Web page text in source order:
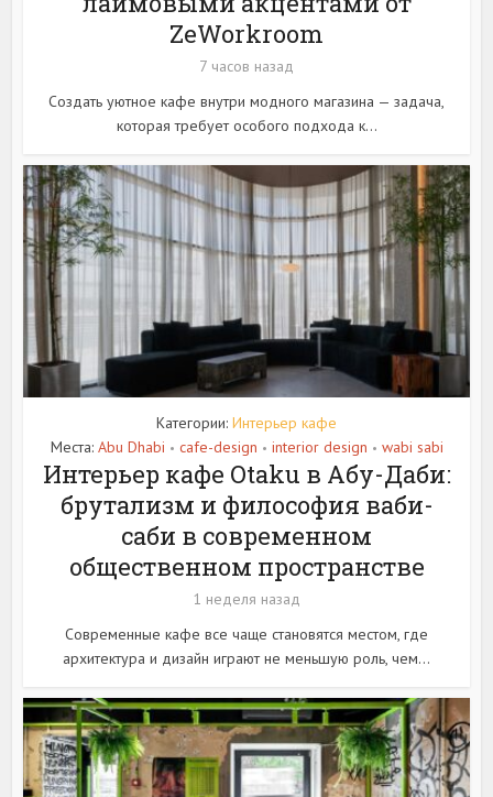
ZeWorkroom
7 часов назад
Создать уютное кафе внутри модного магазина — задача,
которая требует особого подхода к...
Категории: Интерьер кафе
Места: Abu Dhabi • cafe-design • interior design • wabi sabi
Интерьер кафе Otaku в Абу-Даби:
брутализм и философия ваби-
саби в современном
общественном пространстве
1 неделя назад
Современные кафе все чаще становятся местом, где
архитектура и дизайн играют не меньшую роль, чем...